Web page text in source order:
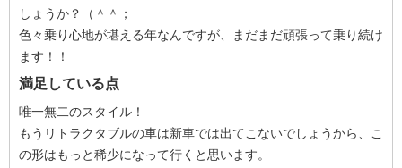
しょうか？（＾＾；
色々乗り心地が堪える年なんですが、まだまだ頑張って乗り続け
ます！！
満足している点
唯一無二のスタイル！
もうリトラクタブルの車は新車では出てこないでしょうから、こ
の形はもっと稀少になって行くと思います。